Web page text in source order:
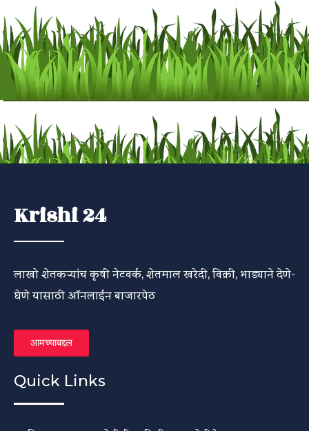
Krishi 24
लाखो शेतकऱ्यांच कृषी नेटवर्क, शेतमाल खरेदी, विक्री, भाड्याने देणे-
घेणे यासाठी ऑनलाईन बाजारपेठ
आमच्याबद्दल
Quick Links